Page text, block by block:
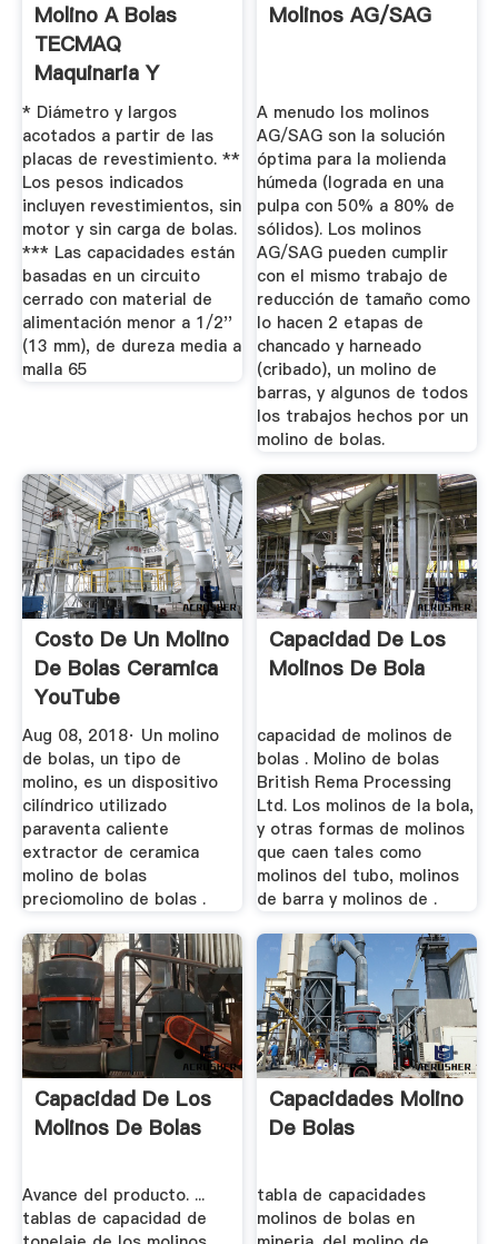
Molino A Bolas
TECMAQ
Maquinaria Y
Equipos Para ...
* Diámetro y largos
acotados a partir de las
placas de revestimiento. **
Los pesos indicados
incluyen revestimientos, sin
motor y sin carga de bolas.
*** Las capacidades están
basadas en un circuito
cerrado con material de
alimentación menor a 1/2''
(13 mm), de dureza media a
malla 65
Molinos AG/SAG
A menudo los molinos
AG/SAG son la solución
óptima para la molienda
húmeda (lograda en una
pulpa con 50% a 80% de
sólidos). Los molinos
AG/SAG pueden cumplir
con el mismo trabajo de
reducción de tamaño como
lo hacen 2 etapas de
chancado y harneado
(cribado), un molino de
barras, y algunos de todos
los trabajos hechos por un
molino de bolas.
Costo De Un Molino
De Bolas Ceramica
YouTube
Aug 08, 2018· Un molino
de bolas, un tipo de
molino, es un dispositivo
cilíndrico utilizado
paraventa caliente
extractor de ceramica
molino de bolas
preciomolino de bolas .
Capacidad De Los
Molinos De Bola
capacidad de molinos de
bolas . Molino de bolas
British Rema Processing
Ltd. Los molinos de la bola,
y otras formas de molinos
que caen tales como
molinos del tubo, molinos
de barra y molinos de .
Capacidad De Los
Molinos De Bolas
Avance del producto. ...
tablas de capacidad de
Capacidades Molino
De Bolas
tabla de capacidades
molinos de bolas en